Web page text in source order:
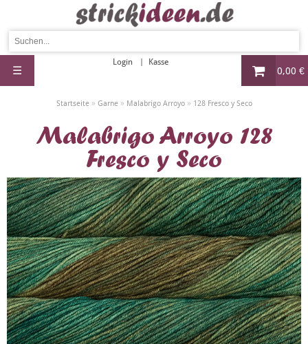
0,00 €
Login Kasse
☰
Startseite» Garne» Malabrigo Arroyo» 128 Fresco y Seco
Malabrigo Arroyo 128
Fresco y Seco